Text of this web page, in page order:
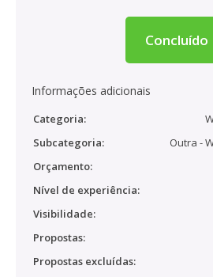
Concluído
Informações adicionais
Categoria:
Subcategoria:
Outra -
Orçamento:
Nível de experiência:
Visibilidade:
Propostas:
Propostas excluídas: